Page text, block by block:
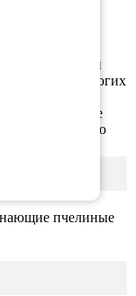
2007, 2008
- полимерный
себя во многих
и прочую
пчелиные